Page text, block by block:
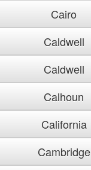
Cairo
Caldwell
Caldwell
Calhoun
California
Cambridge